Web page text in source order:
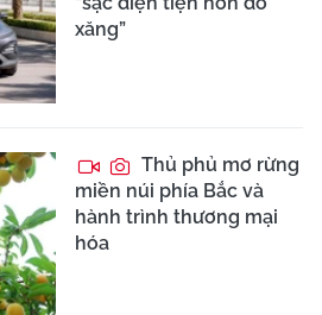
xăng”
Thủ phủ mơ rừng
miền núi phía Bắc và
hành trình thương mại
hóa